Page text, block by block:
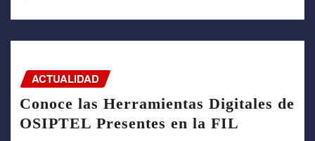
ACTUALIDAD
Conoce las Herramientas Digitales de
OSIPTEL Presentes en la FIL